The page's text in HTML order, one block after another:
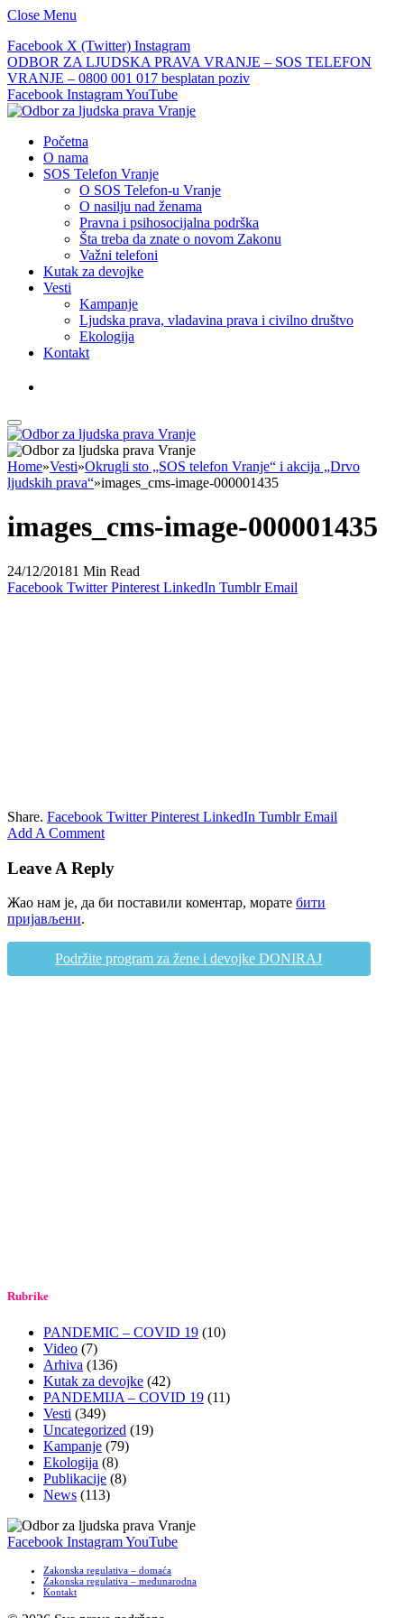
Close Menu
Facebook X (Twitter) Instagram
ODBOR ZA LJUDSKA PRAVA VRANJE – SOS TELEFON
VRANJE – 0800 001 017 besplatan poziv
Facebook InstagramYouTube
Početna
O nama
SOS Telefon Vranje
O SOS Telefon-u Vranje
O nasilju nad ženama
Pravna i psihosocijalna podrška
Šta treba da znate o novom Zakonu
Važni telefoni
Kutak za devojke
Vesti
Kampanje
Ljudska prava, vladavina prava i civilno društvo
Ekologija
Kontakt
Home»Vesti»Okrugli sto „SOS telefon Vranje“ i akcija „Drvo
ljudskih prava“»images_cms-image-000001435
images_cms-image-000001435
24/12/20181 Min Read
Facebook Twitter Pinterest LinkedIn Tumblr Email
Share. Facebook Twitter Pinterest LinkedIn Tumblr Email
Add A Comment
Leave A Reply
Жао нам је, да би поставили коментар, морате бити
пријављени.
Podržite program za žene i devojke DONIRAJ
Rubrike
PANDEMIC – COVID 19 (10)
Video (7)
Arhiva (136)
Kutak za devojke (42)
PANDEMIJA – COVID 19 (11)
Vesti (349)
Uncategorized (19)
Kampanje (79)
Ekologija (8)
Publikacije (8)
News (113)
Facebook InstagramYouTube
Zakonska regulativa – domaća
Zakonska regulativa – međunarodna
Kontakt